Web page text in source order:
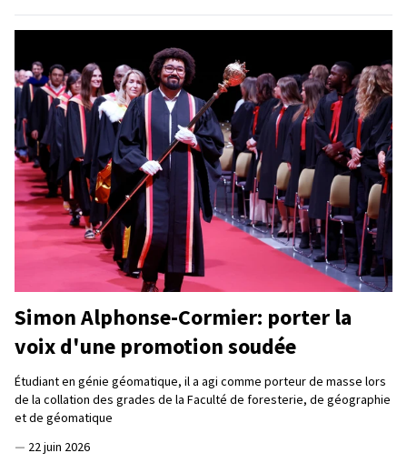
Simon Alphonse-Cormier: porter la
voix d'une promotion soudée
Étudiant en génie géomatique, il a agi comme porteur de masse lors
de la collation des grades de la Faculté de foresterie, de géographie
et de géomatique
— 22 juin 2026